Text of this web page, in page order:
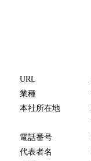
URL
業種
本社所在地
電話番号
代表者名